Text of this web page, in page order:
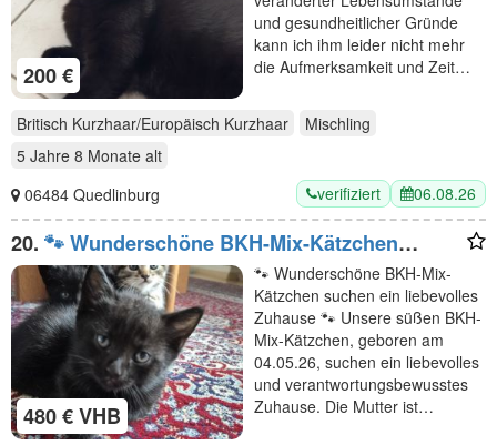
200 €
und gesundheitlicher Gründe
kann ich ihm leider nicht mehr
die Aufmerksamkeit und Zeit…
Britisch Kurzhaar/Europäisch Kurzhaar
Mischling
5 Jahre 8 Monate alt
06484 Quedlinburg
verifiziert 06.08.26
20. 🐾 Wunderschöne BKH-Mix-Kätzchen
suchen ein liebevolles Zuhause 🐾
480 € VHB
🐾 Wunderschöne BKH-Mix-
Kätzchen suchen ein liebevolles
Zuhause 🐾 Unsere süßen BKH-
Mix-Kätzchen, geboren am
04.05.26, suchen ein liebevolles
und verantwortungsbewusstes
Zuhause. Die Mutter ist…